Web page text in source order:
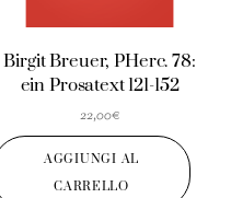
Birgit Breuer, PHerc. 78:
ein Prosatext 121-152
22,00€
AGGIUNGI AL
CARRELLO